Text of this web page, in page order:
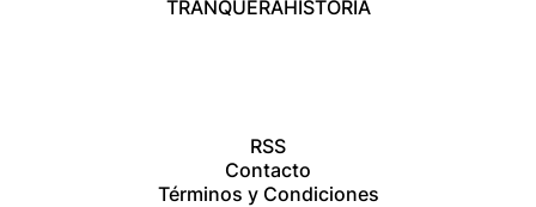
TRANQUERAHISTORIA
RSS
Contacto
Términos y Condiciones